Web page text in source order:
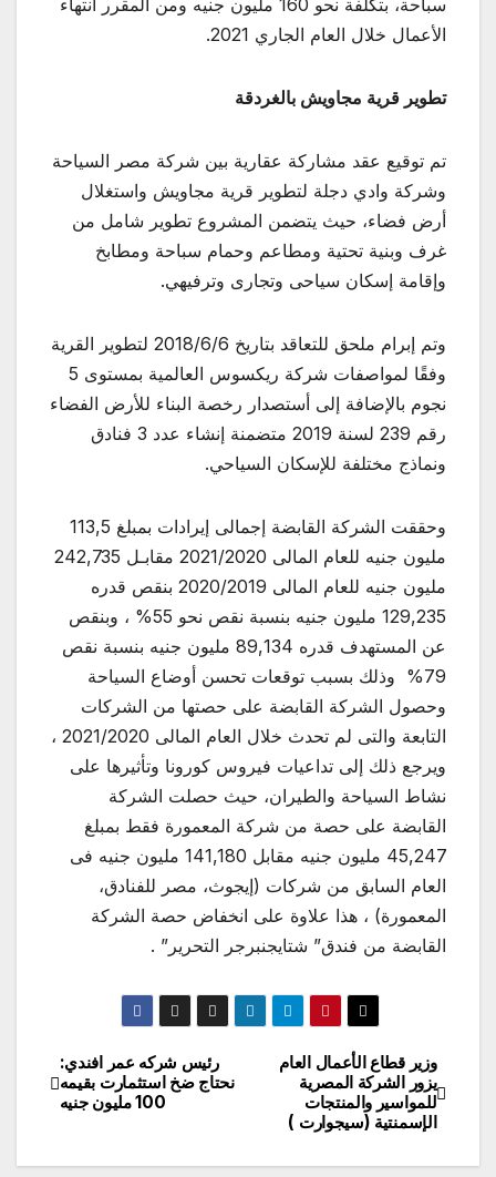
سباحة، بتكلفة نحو 160 مليون جنيه ومن المقرر انتهاء
الأعمال خلال العام الجاري 2021.
تطوير قرية مجاويش بالغردقة
تم توقيع عقد مشاركة عقارية بين شركة مصر السياحة
وشركة وادي دجلة لتطوير قرية مجاويش واستغلال
أرض فضاء، حيث يتضمن المشروع تطوير شامل من
غرف وبنية تحتية ومطاعم وحمام سباحة ومطابخ
وإقامة إسكان سياحى وتجارى وترفيهي.
وتم إبرام ملحق للتعاقد بتاريخ 2018/6/6 لتطوير القرية
وفقًا لمواصفات شركة ريكسوس العالمية بمستوى 5
نجوم بالإضافة إلى أستصدار رخصة البناء للأرض الفضاء
رقم 239 لسنة 2019 متضمنة إنشاء عدد 3 فنادق
ونماذج مختلفة للإسكان السياحي.
وحققت الشركة القابضة إجمالى إيرادات بمبلغ 113,5
مليون جنيه للعام المالى 2021/2020 مقابـل 242,735
مليون جنيه للعام المالى 2020/2019 بنقص قدره
129,235 مليون جنيه بنسبة نقص نحو 55% ، وبنقص
عن المستهدف قدره 89,134 مليون جنيه بنسبة نقص
79% وذلك بسبب توقعات تحسن أوضاع السياحة
وحصول الشركة القابضة على حصتها من الشركات
التابعة والتى لم تحدث خلال العام المالى 2021/2020 ،
ويرجع ذلك إلى تداعيات فيروس كورونا وتأثيرها على
نشاط السياحة والطيران، حيث حصلت الشركة
القابضة على حصة من شركة المعمورة فقط بمبلغ
45,247 مليون جنيه مقابل 141,180 مليون جنيه فى
العام السابق من شركات (إيجوث، مصر للفنادق،
المعمورة) ، هذا علاوة على انخفاض حصة الشركة
القابضة من فندق” شتايجنبرجر التحرير” .
تصفّح
المقالات
رئيس شركه عمر افندي:
نحتاج ضخ استثمارت بقيمه
100 مليون جنيه
وزير قطاع الأعمال العام
يزور الشركة المصرية
للمواسير والمنتجات
الإسمنتية (سيجوارت )